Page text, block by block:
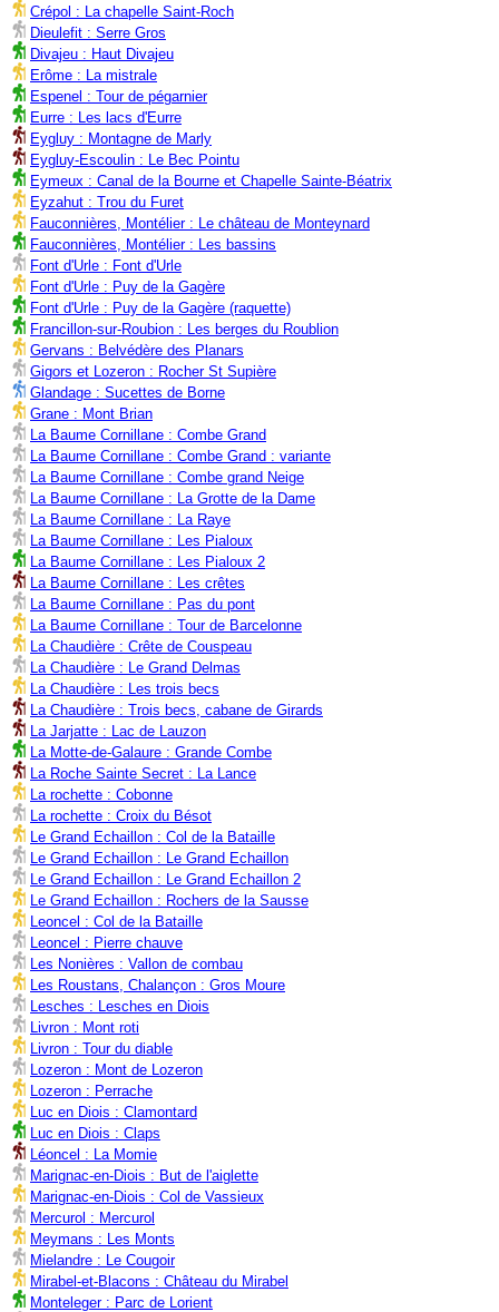
Crépol : La chapelle Saint-Roch
Dieulefit : Serre Gros
Divajeu : Haut Divajeu
Erôme : La mistrale
Espenel : Tour de pégarnier
Eurre : Les lacs d'Eurre
Eygluy : Montagne de Marly
Eygluy-Escoulin : Le Bec Pointu
Eymeux : Canal de la Bourne et Chapelle Sainte-Béatrix
Eyzahut : Trou du Furet
Fauconnières, Montélier : Le château de Monteynard
Fauconnières, Montélier : Les bassins
Font d'Urle : Font d'Urle
Font d'Urle : Puy de la Gagère
Font d'Urle : Puy de la Gagère (raquette)
Francillon-sur-Roubion : Les berges du Roublion
Gervans : Belvédère des Planars
Gigors et Lozeron : Rocher St Supière
Glandage : Sucettes de Borne
Grane : Mont Brian
La Baume Cornillane : Combe Grand
La Baume Cornillane : Combe Grand : variante
La Baume Cornillane : Combe grand Neige
La Baume Cornillane : La Grotte de la Dame
La Baume Cornillane : La Raye
La Baume Cornillane : Les Pialoux
La Baume Cornillane : Les Pialoux 2
La Baume Cornillane : Les crêtes
La Baume Cornillane : Pas du pont
La Baume Cornillane : Tour de Barcelonne
La Chaudière : Crête de Couspeau
La Chaudière : Le Grand Delmas
La Chaudière : Les trois becs
La Chaudière : Trois becs, cabane de Girards
La Jarjatte : Lac de Lauzon
La Motte-de-Galaure : Grande Combe
La Roche Sainte Secret : La Lance
La rochette : Cobonne
La rochette : Croix du Bésot
Le Grand Echaillon : Col de la Bataille
Le Grand Echaillon : Le Grand Echaillon
Le Grand Echaillon : Le Grand Echaillon 2
Le Grand Echaillon : Rochers de la Sausse
Leoncel : Col de la Bataille
Leoncel : Pierre chauve
Les Nonières : Vallon de combau
Les Roustans, Chalançon : Gros Moure
Lesches : Lesches en Diois
Livron : Mont roti
Livron : Tour du diable
Lozeron : Mont de Lozeron
Lozeron : Perrache
Luc en Diois : Clamontard
Luc en Diois : Claps
Léoncel : La Momie
Marignac-en-Diois : But de l'aiglette
Marignac-en-Diois : Col de Vassieux
Mercurol : Mercurol
Meymans : Les Monts
Mielandre : Le Cougoir
Mirabel-et-Blacons : Château du Mirabel
Monteleger : Parc de Lorient